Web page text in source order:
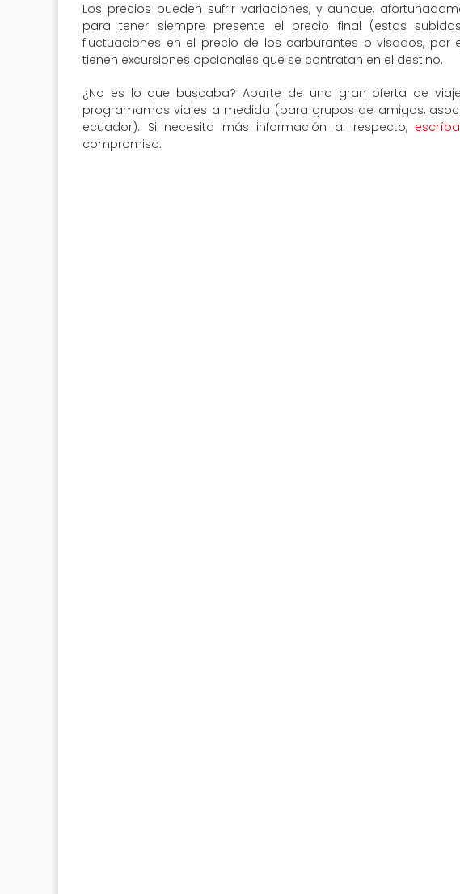
Los precios pueden sufrir variaciones, y aunque,
para tener siempre presente el precio final (estas
fluctuaciones en el precio de los carburantes o visados, por
tienen excursiones opcionales que se contratan en el destino.
¿No es lo que buscaba? Aparte de una gran oferta de
programamos viajes a medida (para grupos de amigos,
ecuador). Si necesita más información al respecto,
compromiso.